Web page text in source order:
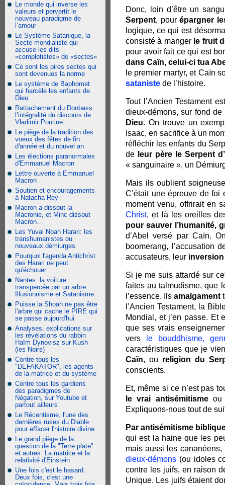
Le monde qui inverse les
valeurs et pervertit le
nouveau paradigme de
l’amour
Le Système Satanique, la
Secte mondialiste qui
accuse les dits
«complotistes» de «sectes»
Ce sont les pires sectes qui
sont devenues la norme
Le système de Baphomet
qui harcèle les enfants de
Dieu
Rattachement du Donbass:
l’intégralité du discours de
Vladimir Poutine
Le piège de la tradition des
voeux des fêtes de fin
d'année et du nouvel an
Les élections paranormales
d'Emmanuel Macron
Lettre ouverte à Emmanuel
Macron
Soutien et encouragements
à Natacha Rey
Macron a dissout la
Macronie, et Minc dissout
Macron…
Les Yuval Noah Harari: les
transhumanistes ou
nouveaux démiurges
Pourquoi l'agenda Antichrist
des Harari ne peut
qu'échouer
Nantes: la voiture
transpercée par un arbre.
Illusionnisme et Satanisme.
Puisse la Shoah ne pas être
l'arbre qui cache le PIRE qui
se passe aujourd'hui
Analyses, explications sur
les révélations du rabbin
Haïm Dynovisz sur Kush
(les Noirs)
Contre tous les
"DEFAKATOR", les agents
de la matrice et du système
Contre tous les gardiens
des paradigmes de
Négation, sur Youtube et
partout ailleurs
Le Récentisme, l'une des
dernières ruses du Diable
pour effacer l'histoire divine
Le grand piège de la
question de la "Terre plate"
et autres. La matrice et la
relativité d'Einstein
Une fois c'est le hasard.
Deux fois, c'est une
Donc, loin d’être un
Serpent, pourépargner
logique, ce qui est
consisté à manger le fruit
pour avoir fait ce qui est
dans Caïn, celui-ci tua
le premier martyr, et Caïn
sataniste de l’histoire.
Tout l’Ancien Testament
dieux-démons, sur fond
Dieu. On trouve un
Isaac, en sacrifice à un
réfléchir les enfants du
de leur père le Serpent
« sanguinaire », un
Mais ils oublient
C’était une épreuve de
moment venu, offrirait en
Christ, et là les oreilles
pour sauver l’humanité,
d’Abel versé par Caïn.
boomerang, l’accusation
accusateurs, leur inversion
Si je me suis attardé sur
faites au talmudisme, que
l’essence. Ilsamalgament
l’Ancien Testament, la
Mondial, et j’en passe. Et
que ses vrais
vers
le bouddhisme,
caractéristiques que je
Caïn, ou religion du
conscients.
Et, même si ce n’est pas
le vrai antisémitismeou
Expliquons-nous tout de
Par antisémitisme
qui est la haine que les
mais aussi les
dieux-démons (ou idoles
contre les juifs, en raison
Unique. Les juifs étaient